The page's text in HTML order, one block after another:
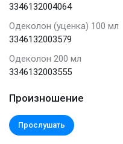
3346132004064
Одеколон (уценка) 100 мл
3346132003579
Одеколон 200 мл
3346132003555
Произношение
Прослушать